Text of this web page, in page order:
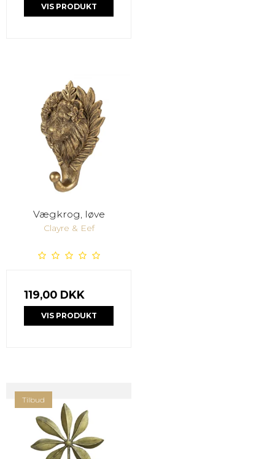
VIS PRODUKT
Vægkrog, løve
Clayre & Eef
119,00 DKK
VIS PRODUKT
Tilbud